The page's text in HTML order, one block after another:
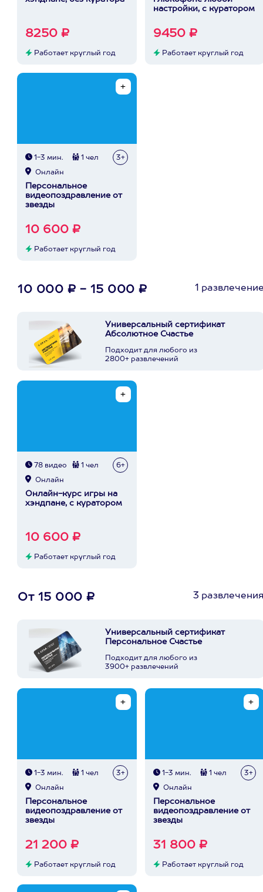
8250 ₽
Работает круглый год
настройки, с куратором
9450 ₽
Работает круглый год
1-3 мин. 1 чел 3+
Онлайн
Персональное
видеопоздравление от
звезды
10 600 ₽
Работает круглый год
10 000 ₽ - 15 000 ₽ 1
Универсальный сертификат
Абсолютное Счастье
Подходит для любого из
2800+ развлечений
78 видео 1 чел 6+
Онлайн
Онлайн-курс игры на
хэндпане, с куратором
10 600 ₽
Работает круглый год
От 15 000 ₽ 3
Универсальный сертификат
Персональное Счастье
Подходит для любого из
3900+ развлечений
1-3 мин. 1 чел 3+
Онлайн
Персональное
видеопоздравление от
звезды
21 200 ₽
Работает круглый год
1-3 мин. 1 чел 3+
Онлайн
Персональное
видеопоздравление от
звезды
31 800 ₽
Работает круглый год